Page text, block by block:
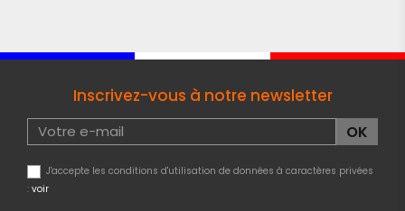
Inscrivez-vous à notre newsletter
J'accepte les conditions d'utilisation de données à caractères privées
: voir